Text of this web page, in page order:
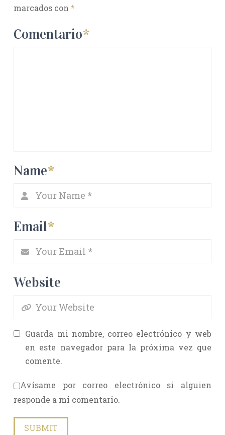
marcados con *
Comentario*
Name*
Email*
Website
Guarda mi nombre, correo electrónico y web
en este navegador para la próxima vez que
comente.
Avísame por correo electrónico si alguien
responde a mi comentario.